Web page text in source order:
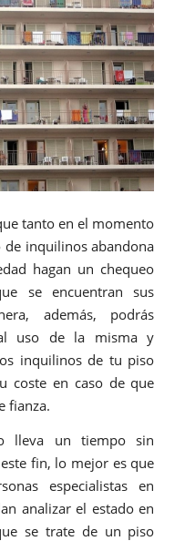
tanto en el momento
inquilinos abandona
hagan un chequeo
se encuentran sus
además, podrás
uso de la misma y
inquilinos de tu piso
coste en caso de que
fianza.
lleva un tiempo sin
fin, lo mejor es que
especialistas en
analizar el estado en
se trate de un piso